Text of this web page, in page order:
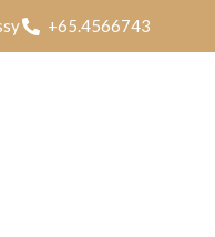
+65.4566743